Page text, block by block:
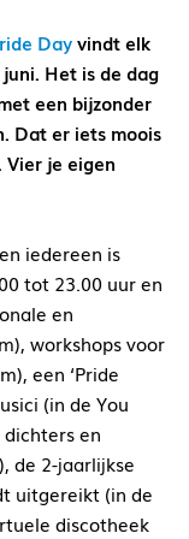
Dayvindt elk
Het is de dag
een bijzonder
Dat er iets moois
Vier je eigen
iedereen is
tot 23.00 uur en
en
workshops voor
een ‘Pride
(in de You
en
de 2-jaarlijkse
uitgereikt (in de
discotheek